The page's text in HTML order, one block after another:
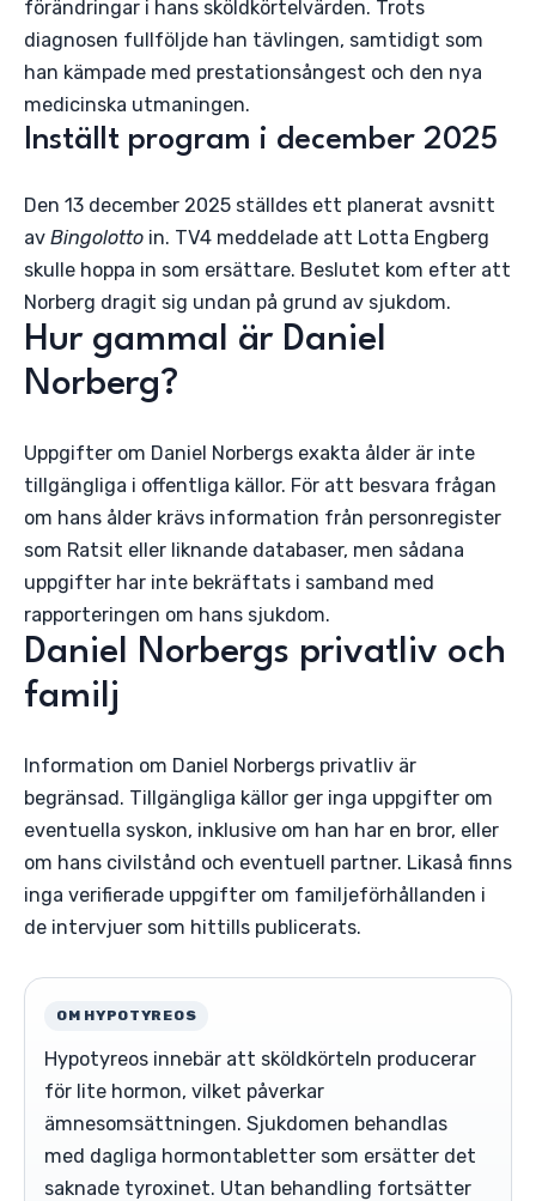
förändringar i hans sköldkörtelvärden. Trots
diagnosen fullföljde han tävlingen, samtidigt som
han kämpade med prestationsångest och den nya
medicinska utmaningen.
Inställt program i december 2025
Den 13 december 2025 ställdes ett planerat avsnitt
av Bingolotto in. TV4 meddelade att Lotta Engberg
skulle hoppa in som ersättare. Beslutet kom efter att
Norberg dragit sig undan på grund av sjukdom.
Hur gammal är Daniel
Norberg?
Uppgifter om Daniel Norbergs exakta ålder är inte
tillgängliga i offentliga källor. För att besvara frågan
om hans ålder krävs information från personregister
som Ratsit eller liknande databaser, men sådana
uppgifter har inte bekräftats i samband med
rapporteringen om hans sjukdom.
Daniel Norbergs privatliv och
familj
Information om Daniel Norbergs privatliv är
begränsad. Tillgängliga källor ger inga uppgifter om
eventuella syskon, inklusive om han har en bror, eller
om hans civilstånd och eventuell partner. Likaså finns
inga verifierade uppgifter om familjeförhållanden i
de intervjuer som hittills publicerats.
OM HYPOTYREOS
Hypotyreos innebär att sköldkörteln producerar
för lite hormon, vilket påverkar
ämnesomsättningen. Sjukdomen behandlas
med dagliga hormontabletter som ersätter det
saknade tyroxinet. Utan behandling fortsätter